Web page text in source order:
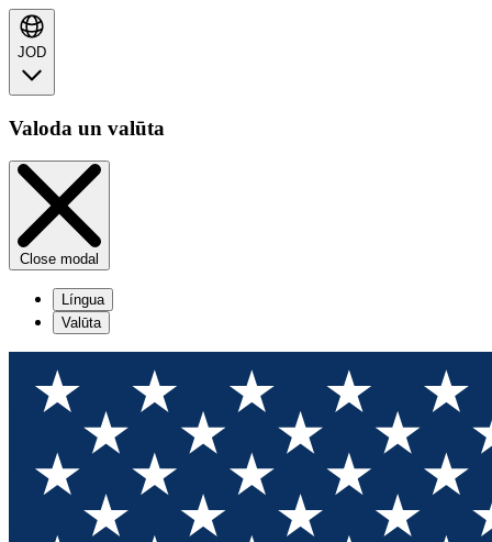
JOD
Valoda un valūta
Close modal
Língua
Valūta